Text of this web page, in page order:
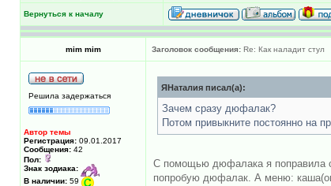
Вернуться к началу
mim mim Заголовок сообщения: Re: Как наладит стул
Решила задержаться
Автор темы
Регистрация: 09.01.2017
Сообщения: 42
Пол:
Знак зодиака:
В наличии: 59
ЯНаталия писал(а):
Зачем сразу дюфалак?
Потом привыкните постоянно на
С помощью дюфалака я поправила
попробую дюфалак. А меню: